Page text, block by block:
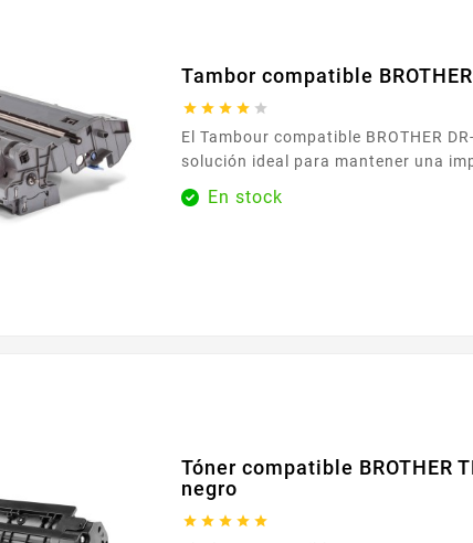
Tambor compatible
    
El Tambour compatible BROTHER DR-3200 es la
solución ideal para mantener una
regular en el día a día. Diseñado
perfecta armonía con las impresoras
En stock
Tóner compatible BROTHER
negro
    